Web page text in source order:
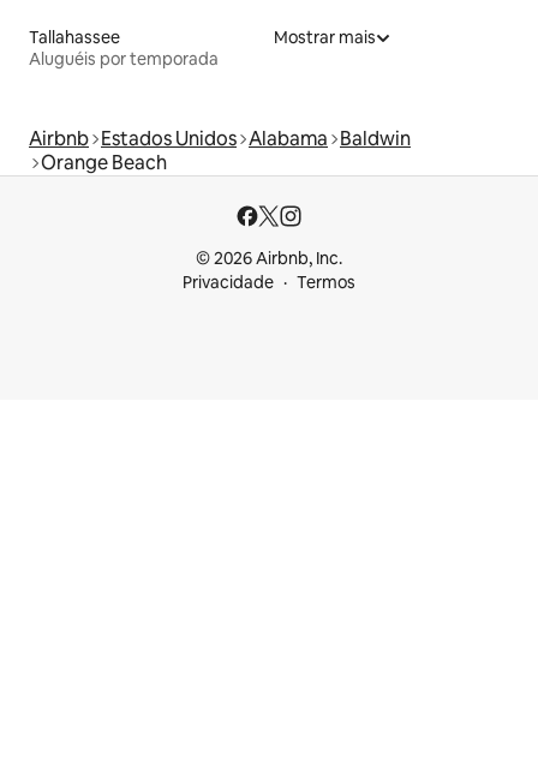
Tallahassee
Aluguéis por temporada
Mostrar mais
Airbnb Estados Unidos Alabama Baldwin
Orange Beach
© 2026 Airbnb, Inc.
Privacidade
Termos